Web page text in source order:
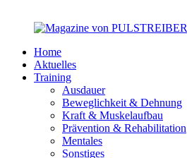
Home
Aktuelles
Training
Ausdauer
Beweglichkeit & Dehnung
Kraft & Muskelaufbau
Prävention & Rehabilitation
Mentales
Sonstiges